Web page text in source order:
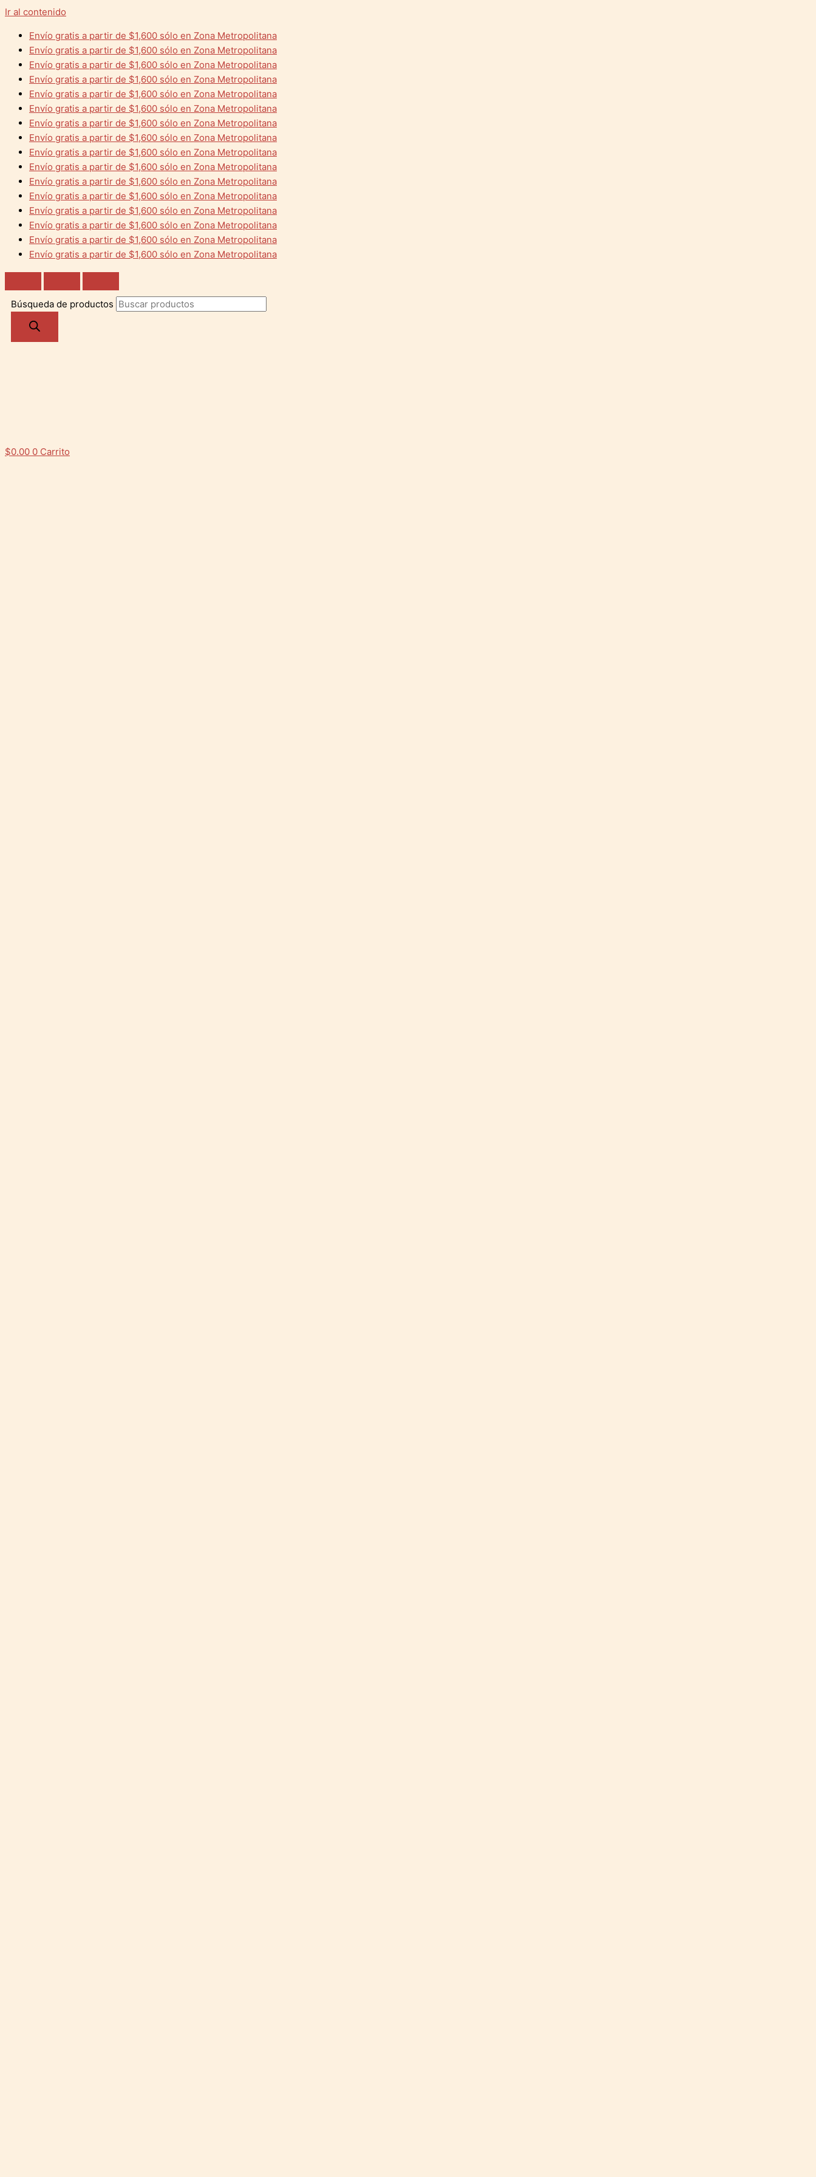
Ir al contenido
Envío gratis a partir de $1,600 sólo en Zona Metropolitana
Envío gratis a partir de $1,600 sólo en Zona Metropolitana
Envío gratis a partir de $1,600 sólo en Zona Metropolitana
Envío gratis a partir de $1,600 sólo en Zona Metropolitana
Envío gratis a partir de $1,600 sólo en Zona Metropolitana
Envío gratis a partir de $1,600 sólo en Zona Metropolitana
Envío gratis a partir de $1,600 sólo en Zona Metropolitana
Envío gratis a partir de $1,600 sólo en Zona Metropolitana
Envío gratis a partir de $1,600 sólo en Zona Metropolitana
Envío gratis a partir de $1,600 sólo en Zona Metropolitana
Envío gratis a partir de $1,600 sólo en Zona Metropolitana
Envío gratis a partir de $1,600 sólo en Zona Metropolitana
Envío gratis a partir de $1,600 sólo en Zona Metropolitana
Envío gratis a partir de $1,600 sólo en Zona Metropolitana
Envío gratis a partir de $1,600 sólo en Zona Metropolitana
Envío gratis a partir de $1,600 sólo en Zona Metropolitana
Búsqueda de productos
$0.00 0 Carrito